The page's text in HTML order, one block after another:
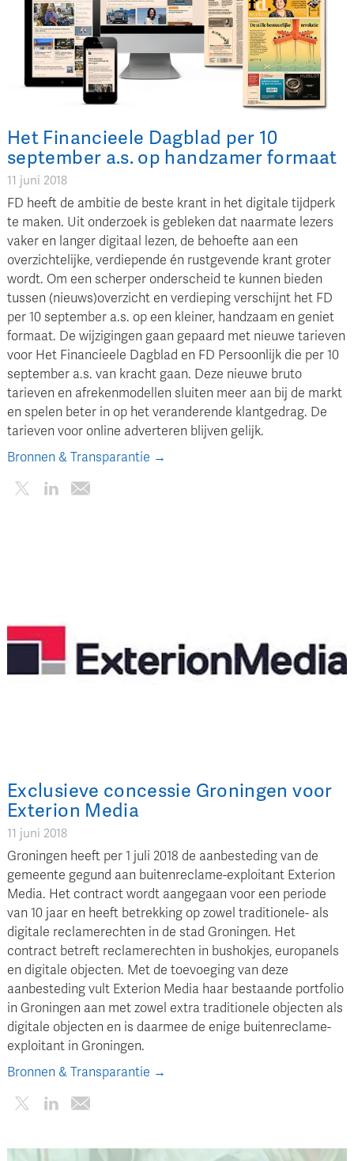
Het Financieele Dagblad per 10
september a.s. op handzamer formaat
11 juni 2018
FD heeft de ambitie de beste krant in het digitale tijdperk
te maken. Uit onderzoek is gebleken dat naarmate lezers
vaker en langer digitaal lezen, de behoefte aan een
overzichtelijke, verdiepende én rustgevende krant groter
wordt. Om een scherper onderscheid te kunnen bieden
tussen (nieuws)overzicht en verdieping verschijnt het FD
per 10 september a.s. op een kleiner, handzaam en geniet
formaat. De wijzigingen gaan gepaard met nieuwe tarieven
voor Het Financieele Dagblad en FD Persoonlijk die per 10
september a.s. van kracht gaan. Deze nieuwe bruto
tarieven en afrekenmodellen sluiten meer aan bij de markt
en spelen beter in op het veranderende klantgedrag. De
tarieven voor online adverteren blijven gelijk.
Bronnen & Transparantie →
Exclusieve concessie Groningen voor
Exterion Media
11 juni 2018
Groningen heeft per 1 juli 2018 de aanbesteding van de
gemeente gegund aan buitenreclame-exploitant Exterion
Media. Het contract wordt aangegaan voor een periode
van 10 jaar en heeft betrekking op zowel traditionele- als
digitale reclamerechten in de stad Groningen. Het
contract betreft reclamerechten in bushokjes, europanels
en digitale objecten. Met de toevoeging van deze
aanbesteding vult Exterion Media haar bestaande portfolio
in Groningen aan met zowel extra traditionele objecten als
digitale objecten en is daarmee de enige buitenreclame-
exploitant in Groningen.
Bronnen & Transparantie →